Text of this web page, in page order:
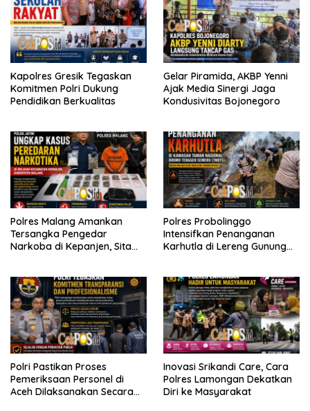
Kapolres Gresik Tegaskan
Komitmen Polri Dukung
Pendidikan Berkualitas
Gelar Piramida, AKBP Yenni
Ajak Media Sinergi Jaga
Kondusivitas Bojonegoro
Polres Malang Amankan
Tersangka Pengedar
Narkoba di Kepanjen, Sita
Polres Probolinggo
Intensifkan Penanganan
Karhutla di Lereng Gunung
Polri Pastikan Proses
Pemeriksaan Personel di
Aceh Dilaksanakan Secara
Inovasi Srikandi Care, Cara
Polres Lamongan Dekatkan
Diri ke Masyarakat